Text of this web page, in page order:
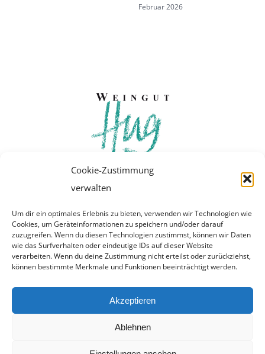
Cookie-Zustimmung
verwalten
Um dir ein optimales Erlebnis zu bieten, verwenden wir Technologien wie
Cookies, um Geräteinformationen zu speichern und/oder darauf
zuzugreifen. Wenn du diesen Technologien zustimmst, können wir Daten
wie das Surfverhalten oder eindeutige IDs auf dieser Website
verarbeiten. Wenn du deine Zustimmung nicht erteilst oder zurückziehst,
können bestimmte Merkmale und Funktionen beeinträchtigt werden.
Akzeptieren
Ablehnen
Februar 2026
© Copyright 2018 | Weingut Hug |Impressum